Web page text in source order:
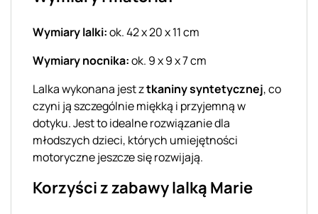
Wymiary lalki:ok. 42 x 20 x 11 cm
Wymiary nocnika:ok. 9 x 9 x 7 cm
Lalka wykonana jest ztkaniny syntetycznej, co
czyni ją szczególnie miękką i przyjemną w
dotyku. Jest to idealne rozwiązanie dla
młodszych dzieci, których umiejętności
motoryczne jeszcze się rozwijają.
Korzyści z zabawy lalką Marie